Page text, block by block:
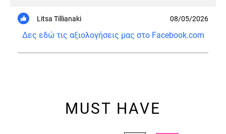
Litsa Tillianaki 08/05/2026
Δες εδώ τις αξιολογήσεις μας στο Facebook.com
MUST HAVE